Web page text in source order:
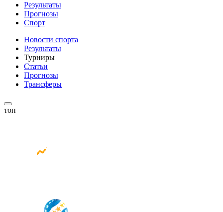
Результаты
Прогнозы
Спорт
Новости спорта
Результаты
Турниры
Статьи
Прогнозы
Трансферы
топ